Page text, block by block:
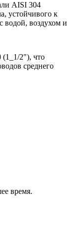
AISI 304
устойчивого к
водой, воздухом и
2"), что
среднего
время.